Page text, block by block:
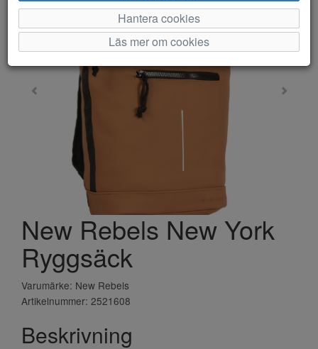
New Rebels New York
Ryggsäck
Varumärke: New Rebels
Artikelnummer: 2521608
Beskrivning
Hantera cookies
Läs mer om cookies